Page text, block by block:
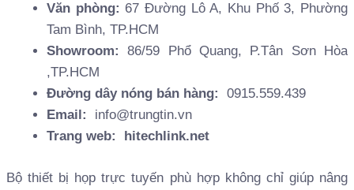
Văn phòng: 67 Đường Lô A, Khu Phố 3, Phường
Tam Bình, TP.HCM
Showroom:
86/59 Phổ Quang, P.Tân Sơn Hòa
,TP.HCM
Đường dây nóng bán hàng:
0915.559.439
Email:
info@trungtin.vn
Trang web: hitechlink.net
Bộ thiết bị họp trực tuyến phù hợp không chỉ giúp nâng